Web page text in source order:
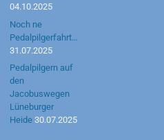
04.10.2025
Noch ne
Pedalpilgerfahrt…
31.07.2025
Pedalpilgern auf
den
Jacobuswegen
Lüneburger
Heide 30.07.2025